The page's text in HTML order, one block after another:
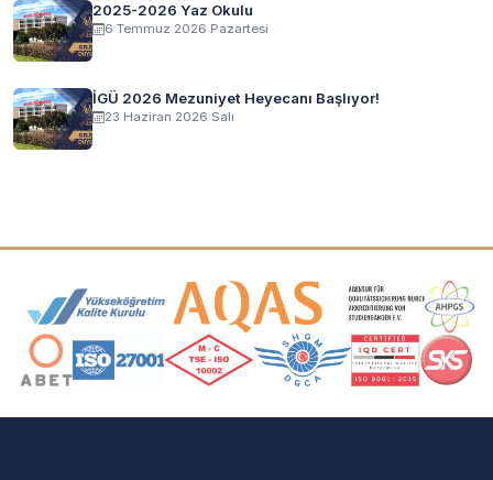
2025-2026 Yaz Okulu
6 Temmuz 2026 Pazartesi
İGÜ 2026 Mezuniyet Heyecanı Başlıyor!
23 Haziran 2026 Salı
Akreditasyon ve Üyelik Logoları